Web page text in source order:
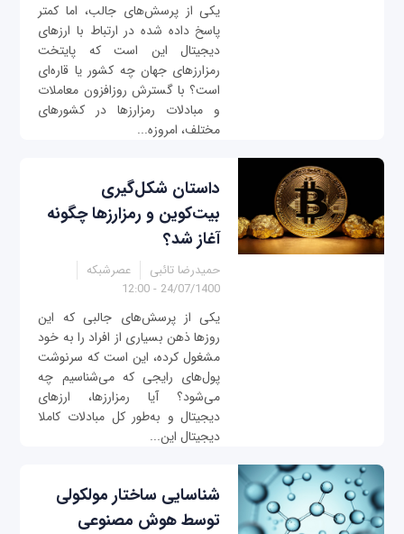
یکی از پرسش‌های جالب، اما کمتر
پاسخ داده شده در ارتباط با ارزهای
دیجیتال این است که پایتخت
رمزارزهای جهان چه کشور یا قاره‌ای
است؟ با گسترش روزافزون معاملات
و مبادلات رمزارزها در کشورهای
مختلف، امروزه...
داستان شکل‌گیری
بیت‌کوین و رمزارزها چگونه
آغاز شد؟
حمیدرضا تائبی
عصرشبکه
24/07/1400 - 12:00
یکی از پرسش‌های جالبی که این
روزها ذهن بسیاری از افراد را به خود
مشغول کرده، این است که سرنوشت
پول‌های رایجی که می‌شناسیم چه
می‌شود؟ آیا رمزارزها، ارزهای
دیجیتال و به‌طور کل مبادلات کاملا
دیجیتال این...
شناسایی ساختار مولکولی
توسط هوش مصنوعی